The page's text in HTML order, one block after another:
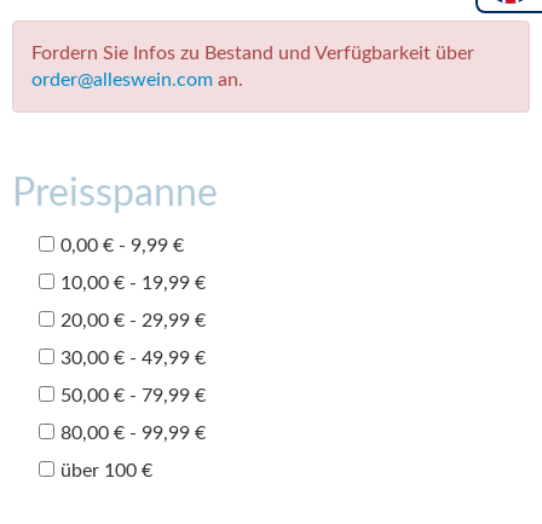
Fordern Sie Infos zu Bestand und Verfügbarkeit über
order@alleswein.com an.
Preisspanne
0,00 € - 9,99 €
10,00 € - 19,99 €
20,00 € - 29,99 €
30,00 € - 49,99 €
50,00 € - 79,99 €
80,00 € - 99,99 €
über 100 €